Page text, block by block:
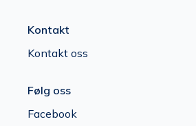
Kontakt
Kontakt oss
Følg oss
Facebook